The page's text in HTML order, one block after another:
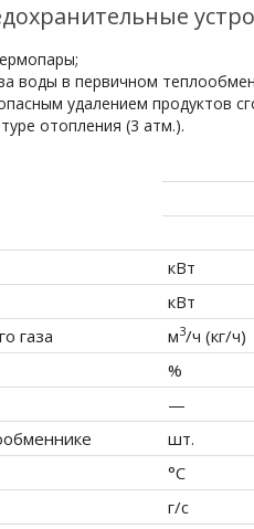
воды в первичном
удалением продуктов
отопления (3 атм.).
кВт
кВт
газа
м3/ч (кг/ч)
%
—
шт.
°С
г/с